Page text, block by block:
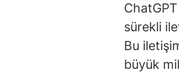
sürekli
Bu
büyük